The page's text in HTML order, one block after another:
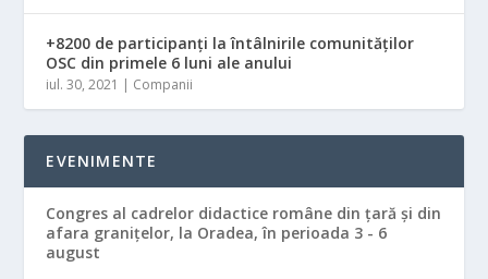
+8200 de participanți la întâlnirile comunităților
OSC din primele 6 luni ale anului
iul. 30, 2021 | Companii
EVENIMENTE
Congres al cadrelor didactice române din ţară şi din
afara graniţelor, la Oradea, în perioada 3 - 6
august